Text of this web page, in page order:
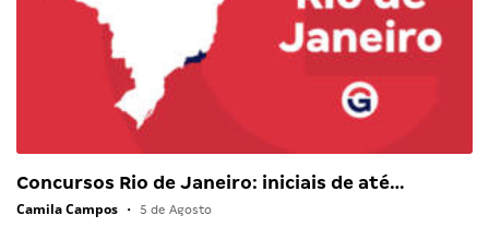
Concursos Rio de Janeiro: iniciais de até…
Camila Campos • 5 de Agosto